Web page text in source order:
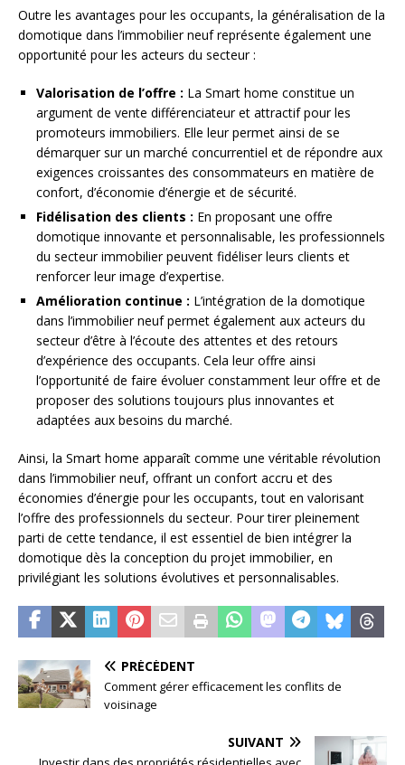
Outre les avantages pour les occupants, la généralisation de la
domotique dans l’immobilier neuf représente également une
opportunité pour les acteurs du secteur :
Valorisation de l’offre : La Smart home constitue un
argument de vente différenciateur et attractif pour les
promoteurs immobiliers. Elle leur permet ainsi de se
démarquer sur un marché concurrentiel et de répondre aux
exigences croissantes des consommateurs en matière de
confort, d’économie d’énergie et de sécurité.
Fidélisation des clients : En proposant une offre
domotique innovante et personnalisable, les professionnels
du secteur immobilier peuvent fidéliser leurs clients et
renforcer leur image d’expertise.
Amélioration continue : L’intégration de la domotique
dans l’immobilier neuf permet également aux acteurs du
secteur d’être à l’écoute des attentes et des retours
d’expérience des occupants. Cela leur offre ainsi
l’opportunité de faire évoluer constamment leur offre et de
proposer des solutions toujours plus innovantes et
adaptées aux besoins du marché.
Ainsi, la Smart home apparaît comme une véritable révolution
dans l’immobilier neuf, offrant un confort accru et des
économies d’énergie pour les occupants, tout en valorisant
l’offre des professionnels du secteur. Pour tirer pleinement
parti de cette tendance, il est essentiel de bien intégrer la
domotique dès la conception du projet immobilier, en
privilégiant les solutions évolutives et personnalisables.
PRÉCÉDENT
Comment gérer efficacement les conflits de
voisinage
SUIVANT